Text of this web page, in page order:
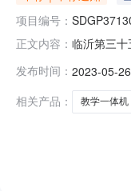
项目编号：
正文内容： 临沂第三
称：临沂
营、徐晓东
发布时间： 2023-05-
相关产品：
教学一体机